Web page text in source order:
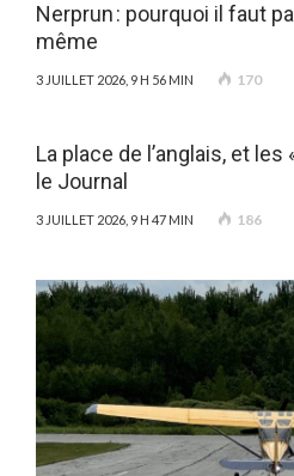
Nerprun : pourquoi il faut
même
3 JUILLET 2026, 9 H 56 MIN 170
La place de l’anglais, et les
le Journal
3 JUILLET 2026, 9 H 47 MIN 186